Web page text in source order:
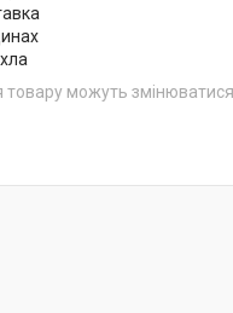
товару можуть